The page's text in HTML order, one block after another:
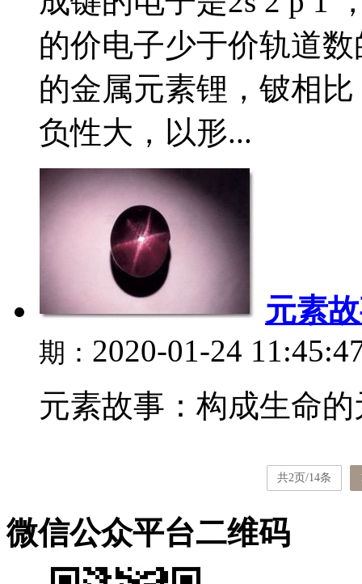
的价电子少于价轨道
的金属元素锂，铍相
负性大，以形...
元素
期： 2020-01-24
元素故事：构成生命
共2页/14条
微信公众平台二维码